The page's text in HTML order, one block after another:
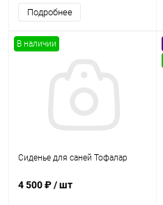
Подробнее
В наличии
Сиденье для саней Тофалар
4 500 ₽/ шт